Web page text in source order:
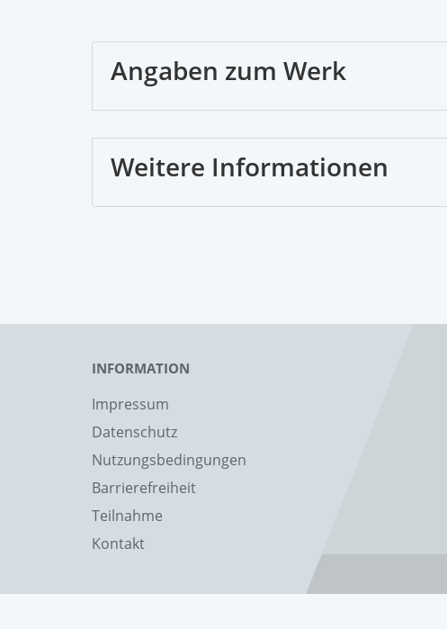
Angaben zum Werk
Weitere Informationen
INFORMATION
Impressum
Datenschutz
Nutzungsbedingungen
Barrierefreiheit
Teilnahme
Kontakt